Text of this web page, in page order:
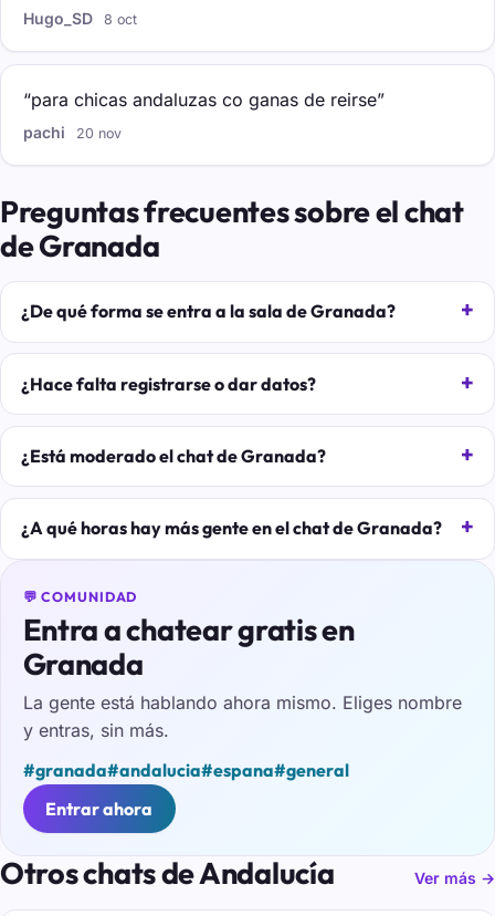
Hugo_SD 8 oct
“para chicas andaluzas co ganas de reirse”
pachi 20 nov
Preguntas frecuentes sobre el chat
de Granada
¿De qué forma se entra a la sala de Granada?
¿Hace falta registrarse o dar datos?
¿Está moderado el chat de Granada?
¿A qué horas hay más gente en el chat de Granada?
💬 COMUNIDAD
Entra a chatear gratis en
Granada
La gente está hablando ahora mismo. Eliges nombre
y entras, sin más.
#granada#andalucia#espana#general
Entrar ahora
Otros chats de Andalucía Ver más →